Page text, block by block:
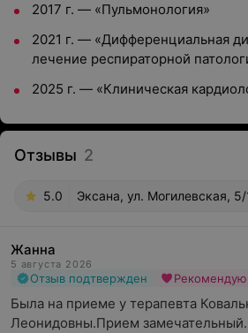
2017 г. — «Пульмонология»
2021 г. — «Дифференциальная
лечение респираторной
2025 г. — «Клиническая
Отзывы 2
5.0 Эксана, ул. Могилевская, 5/
Жанна
5 августа 2026
Отзыв подтвержден Рекомендую
Была на приеме у терапевта
Леонидовны.Прием